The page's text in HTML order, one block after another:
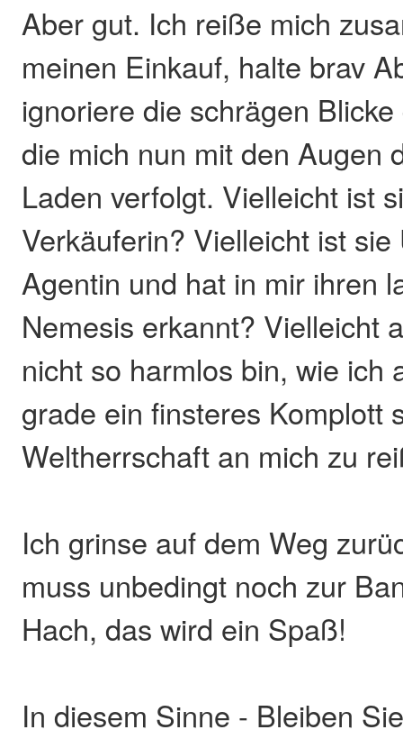
Aber gut. Ich reiße mich
meinen Einkauf, halte brav
ignoriere die schrägen
die mich nun mit den Augen
Laden verfolgt. Vielleicht ist
Verkäuferin? Vielleicht ist sie
Agentin und hat in mir ihren
Nemesis erkannt? Vielleicht
nicht so harmlos bin, wie ich
grade ein finsteres Komplott
Weltherrschaft an mich zu
Ich grinse auf dem Weg
muss unbedingt noch zur
Hach, das wird ein Spaß!
In diesem Sinne - Bleiben